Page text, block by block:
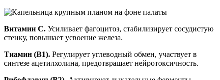
Витамин С. Усиливает фагоцитоз, стабилизирует сосудистую
стенку, повышает усвоение железа.
Тиамин (B1). Регулирует углеводный обмен, участвует в
синтезе ацетилхолина, предотвращает нейротоксичность.